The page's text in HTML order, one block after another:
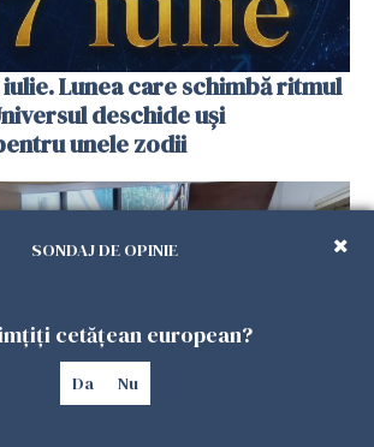
Lunea care schimbă ritmul
deschide uși
unele zodii
SONDAJ DE OPINIE
cetățean european?
Da Nu